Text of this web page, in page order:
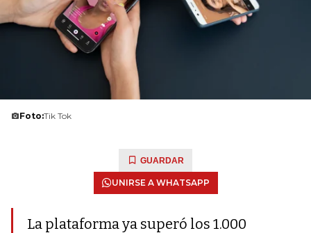
Foto:Tik Tok
GUARDAR
UNIRSE A WHATSAPP
La plataforma ya superó los 1.000